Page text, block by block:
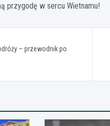
przygodę w sercu Wietnamu!
– przewodnik po